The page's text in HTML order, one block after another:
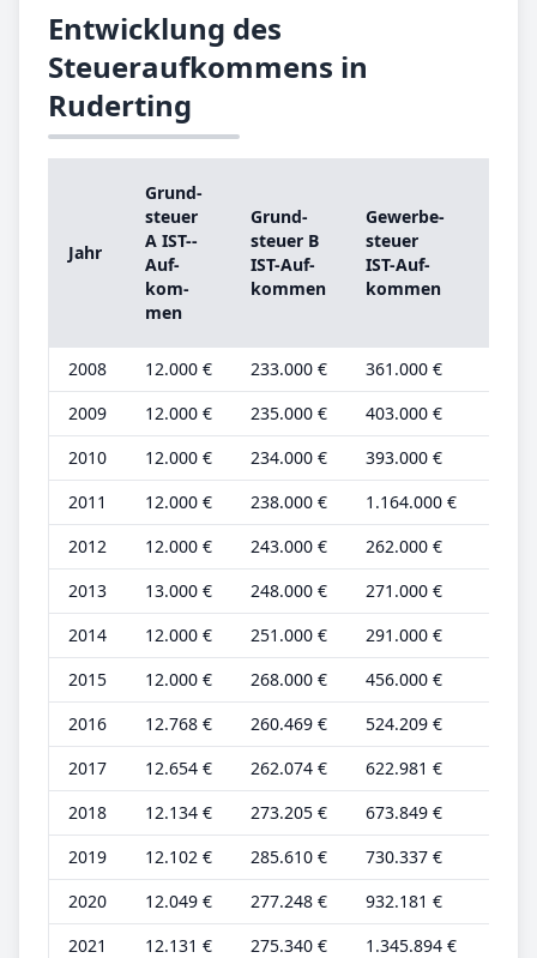
Entwicklung des
Steueraufkommens in
Ruderting
Jahr
Grund­
steu­er
A IST-­
Auf­
kom­
men
Grund­
steu­er B
IST-­Auf­
kom­men
Ge­wer­be­
steu­er
IST-­Auf­
kom­men
2008 12.000 € 233.000 € 361.000 €
2009
12.000 € 235.000 € 403.000 €
2010
12.000 € 234.000 € 393.000 €
2011
12.000 € 238.000 € 1.164.000 €
2012
12.000 € 243.000 € 262.000 €
2013
13.000 € 248.000 € 271.000 €
2014
12.000 € 251.000 € 291.000 €
2015
12.000 € 268.000 € 456.000 €
2016
12.768 € 260.469 € 524.209 €
2017
12.654 € 262.074 € 622.981 €
2018
12.134 € 273.205 € 673.849 €
2019
12.102 € 285.610 € 730.337 €
2020
12.049 € 277.248 € 932.181 €
2021
12.131 € 275.340 € 1.345.894 €